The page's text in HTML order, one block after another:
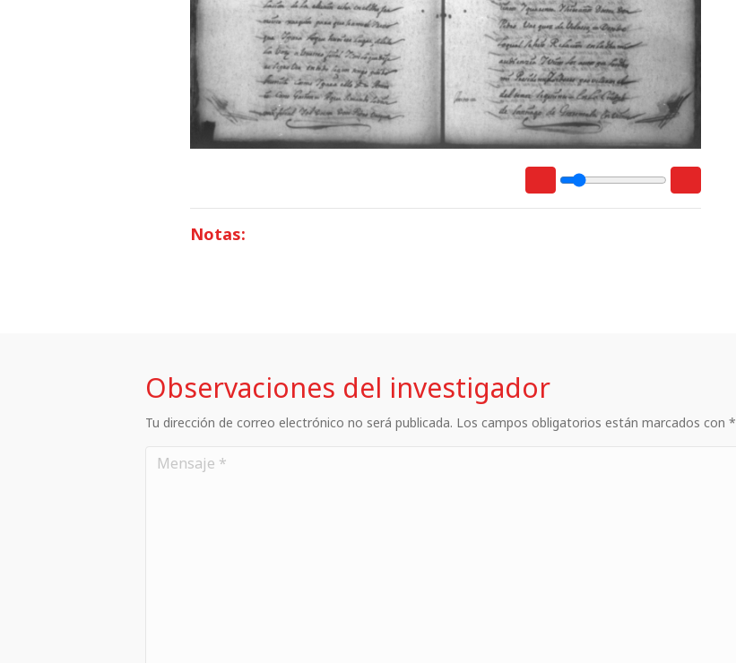
Notas:
Observaciones del investigador
Tu dirección de correo electrónico no será publicada. Los campos obligatorios están marcados con *